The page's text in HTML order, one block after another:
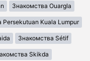
Знакомства Ouargla
Persekutuan Kuala Lumpur
Знакомства Sétif
Skikda